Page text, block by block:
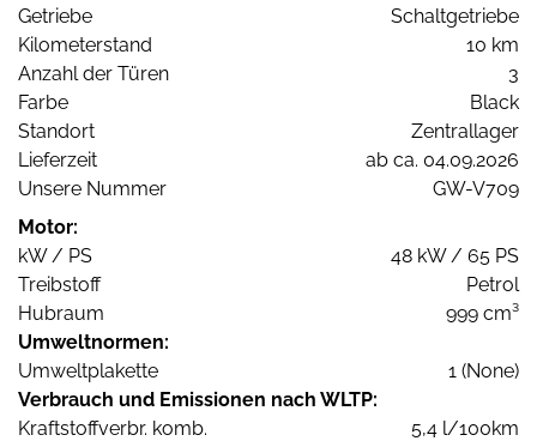
Getriebe
Schaltgetriebe
Kilometerstand
10 km
Anzahl der Türen
3
Farbe
Black
Standort
Zentrallager
Lieferzeit
ab ca. 04.09.2026
Unsere Nummer
GW-V709
Motor:
kW / PS
48 kW / 65 PS
Treibstoff
Petrol
Hubraum
999 cm³
Umweltnormen:
Umweltplakette
1 (None)
Verbrauch und Emissionen nach WLTP:
Kraftstoffverbr. komb.
5,4 l/100km